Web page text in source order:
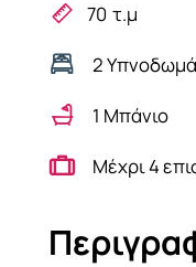
70 τ.μ
2
1 Μπάνιο
Μέχρι 4